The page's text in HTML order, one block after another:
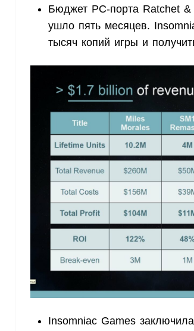
Бюджет PC-порта Ratchet
ушло пять месяцев.
тысяч копий игры и
Insomniac Games